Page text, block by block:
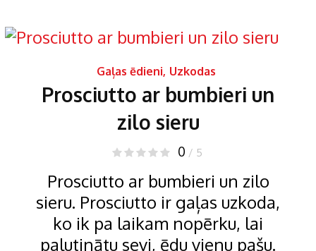
Gaļas ēdieni, Uzkodas
Prosciutto ar bumbieri un
zilo sieru
0 / 5
Prosciutto ar bumbieri un zilo
sieru. Prosciutto ir gaļas uzkoda,
ko ik pa laikam nopērku, lai
palutinātu sevi, ēdu vienu pašu.